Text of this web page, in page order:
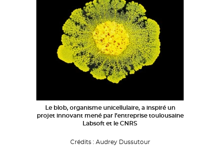
Le blob, organisme unicellulaire, a inspiré un
projet innovant mené par l’entreprise toulousaine
Labsoft et le CNRS
Crédits : Audrey Dussutour